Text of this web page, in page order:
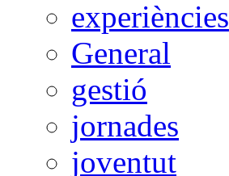
experiències
General
gestió
jornades
joventut